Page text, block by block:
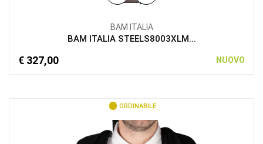
BAM ITALIA
BAM ITALIA STEELS8003XLM...
€ 327,00 NUOVO
ORDINABILE